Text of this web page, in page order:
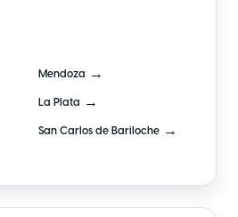
Mendoza →
La Plata →
San Carlos de Bariloche →